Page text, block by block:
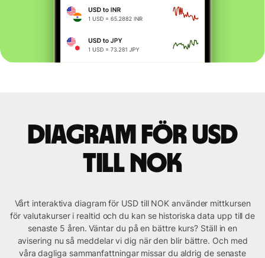
Diagram för USD
till NOK
Vårt interaktiva diagram för USD till NOK använder mittkursen
för valutakurser i realtid och du kan se historiska data upp till de
senaste 5 åren. Väntar du på en bättre kurs? Ställ in en
avisering nu så meddelar vi dig när den blir bättre. Och med
våra dagliga sammanfattningar missar du aldrig de senaste